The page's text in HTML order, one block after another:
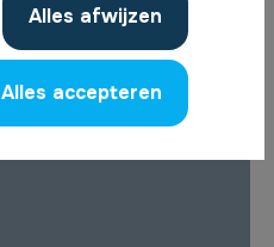
Alles afwijzen
Alles accepteren